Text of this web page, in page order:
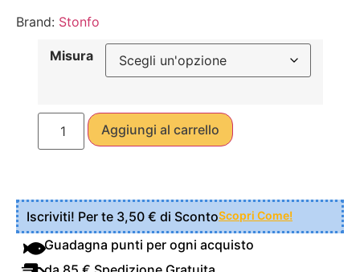
Brand: Stonfo
Misura
Aggiungi al carrello
Iscriviti! Per te 3,50 € di ScontoScopri Come!
Guadagna punti per ogni acquisto